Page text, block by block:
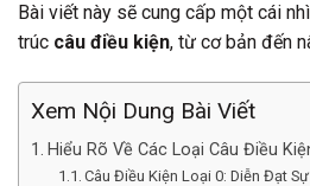
Bài viết này sẽ cung cấp một cái
trúc câu điều kiện, từ cơ bản đến
Xem Nội Dung Bài Viết
Hiểu Rõ Về Các Loại Câu Điều
Câu Điều Kiện Loại 0: Diễn Đạt